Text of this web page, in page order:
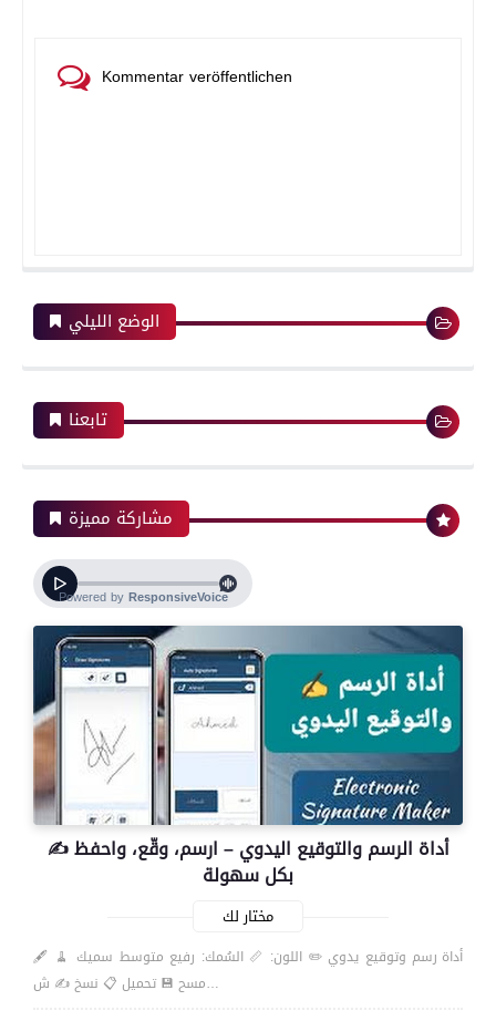
Kommentar veröffentlichen
الوضع الليلي
تابعنا
مشاركة مميزة
✍️ أداة الرسم والتوقيع اليدوي – ارسم، وقّع، واحفظ
بكل سهولة
مختار لك
🖋️ أداة رسم وتوقيع يدوي ✏️ اللون: 📏 السُمك: رفيع متوسط سميك 🧹
مسح 💾 تحميل 📋 نسخ ✍️ ش…